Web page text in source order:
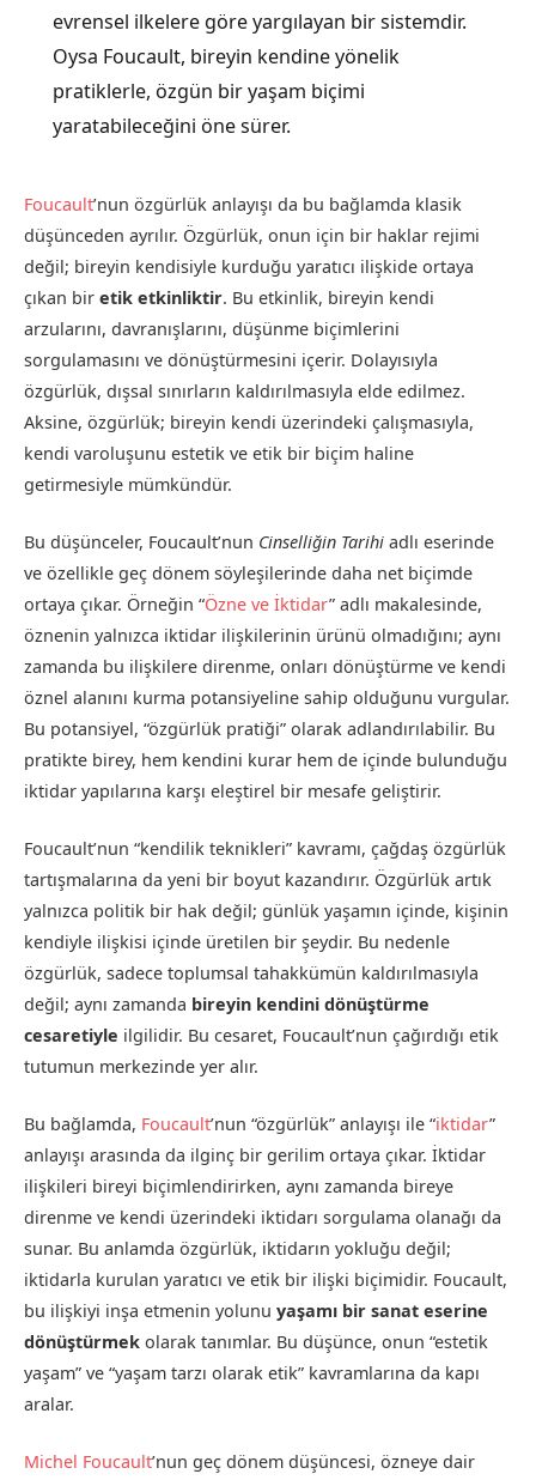
evrensel ilkelere göre yargılayan bir sistemdir.
Oysa Foucault, bireyin kendine yönelik
pratiklerle, özgün bir yaşam biçimi
yaratabileceğini öne sürer.
Foucault’nun özgürlük anlayışı da bu bağlamda klasik
düşünceden ayrılır. Özgürlük, onun için bir haklar rejimi
değil; bireyin kendisiyle kurduğu yaratıcı ilişkide ortaya
çıkan bir etik etkinliktir. Bu etkinlik, bireyin kendi
arzularını, davranışlarını, düşünme biçimlerini
sorgulamasını ve dönüştürmesini içerir. Dolayısıyla
özgürlük, dışsal sınırların kaldırılmasıyla elde edilmez.
Aksine, özgürlük; bireyin kendi üzerindeki çalışmasıyla,
kendi varoluşunu estetik ve etik bir biçim haline
getirmesiyle mümkündür.
Bu düşünceler, Foucault’nun Cinselliğin Tarihi adlı eserinde
ve özellikle geç dönem söyleşilerinde daha net biçimde
ortaya çıkar. Örneğin “Özne ve İktidar” adlı makalesinde,
öznenin yalnızca iktidar ilişkilerinin ürünü olmadığını; aynı
zamanda bu ilişkilere direnme, onları dönüştürme ve kendi
öznel alanını kurma potansiyeline sahip olduğunu vurgular.
Bu potansiyel, “özgürlük pratiği” olarak adlandırılabilir. Bu
pratikte birey, hem kendini kurar hem de içinde bulunduğu
iktidar yapılarına karşı eleştirel bir mesafe geliştirir.
Foucault’nun “kendilik teknikleri” kavramı, çağdaş özgürlük
tartışmalarına da yeni bir boyut kazandırır. Özgürlük artık
yalnızca politik bir hak değil; günlük yaşamın içinde, kişinin
kendiyle ilişkisi içinde üretilen bir şeydir. Bu nedenle
özgürlük, sadece toplumsal tahakkümün kaldırılmasıyla
değil; aynı zamanda bireyin kendini dönüştürme
cesaretiyle ilgilidir. Bu cesaret, Foucault’nun çağırdığı etik
tutumun merkezinde yer alır.
Bu bağlamda, Foucault’nun “özgürlük” anlayışı ile “iktidar”
anlayışı arasında da ilginç bir gerilim ortaya çıkar. İktidar
ilişkileri bireyi biçimlendirirken, aynı zamanda bireye
direnme ve kendi üzerindeki iktidarı sorgulama olanağı da
sunar. Bu anlamda özgürlük, iktidarın yokluğu değil;
iktidarla kurulan yaratıcı ve etik bir ilişki biçimidir. Foucault,
bu ilişkiyi inşa etmenin yolunu yaşamı bir sanat eserine
dönüştürmek olarak tanımlar. Bu düşünce, onun “estetik
yaşam” ve “yaşam tarzı olarak etik” kavramlarına da kapı
aralar.
Michel Foucault’nun geç dönem düşüncesi, özneye dair